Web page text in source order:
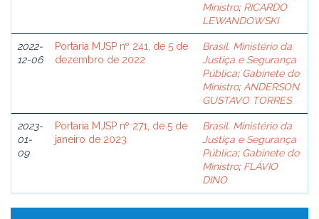
Ministro; RICARDO
LEWANDOWSKI
2022-
12-06
Portaria MJSP nº 241, de 5 de
dezembro de 2022
Brasil. Ministério da
Justiça e Segurança
Pública; Gabinete do
Ministro; ANDERSON
GUSTAVO TORRES
2023-
01-
09
Portaria MJSP nº 271, de 5 de
janeiro de 2023
Brasil. Ministério da
Justiça e Segurança
Pública; Gabinete do
Ministro; FLÁVIO
DINO